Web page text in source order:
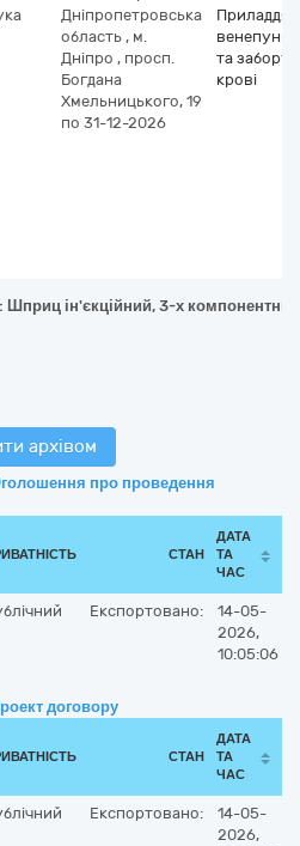
Дніпропетровська
область , м.
Дніпро , просп.
Богдана
Хмельницького, 19
по 31-12-2026
Приладдя
та забору
крові
Шприц ін'єкційний, 3-х
архівом
про проведення
СТАН
ДАТА
ТА
ЧАС
Експортовано:
14-05-
2026,
10:05:06
договору
СТАН
ДАТА
ТА
ЧАС
Експортовано:
14-05-
2026,